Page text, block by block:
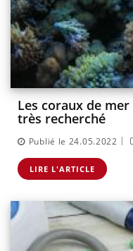
Les coraux de
très recherché
Publié le 24.05.2022 |
LIRE L'ARTICLE